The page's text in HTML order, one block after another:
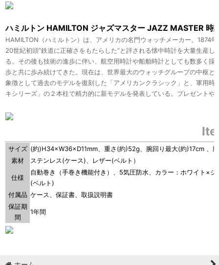
ハミルトン HAMILTON ジャズマスター JAZZ MASTER 時
HAMILTON（ハミルトン）は、アメリカの名門ウォッチメーカー。1874
20世紀初頭”鉄道に正確さをもたらした”と評される懐中時計を大量生産し
る。その後も技術の進歩に伴い、航空用時計や船舶時計としても数多く採
歩と共に歩み続けてきた。現在は、世界最大のウォッチグループの中枢と
象徴として過去のモデルを復刻した「アメリカンクラシック」と、軍用時
キシリーズ」の２本柱で精力的に新モデルを発表している。プレゼントや
サイズ (約)H34×W36×D11mm、重さ(約)52g、腕回り最大(約)17cm 、
素材
ステンレス(ケース)、レザー(ベルト）
仕様
自動巻き（手巻き機能付き）、5気圧防水、カラー：ホワイト×
(ベルト)
付属品 ケース、保証書、取扱説明書
保証期
間
1年間